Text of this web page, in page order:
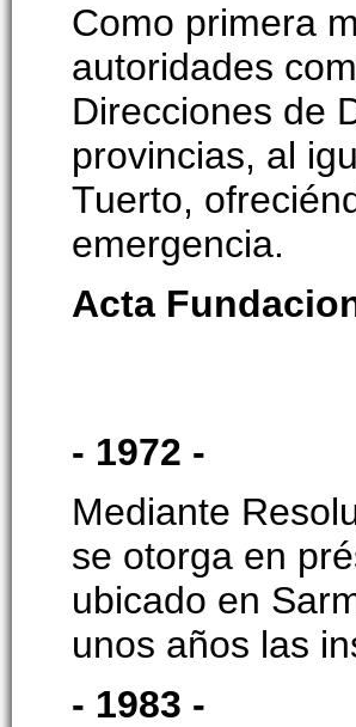
Como primera
autoridades
Direcciones de
provincias, al
Tuerto,
emergencia.
Acta
- 1972 -
Mediante
se otorga en
ubicado en
unos años las
- 1983 -